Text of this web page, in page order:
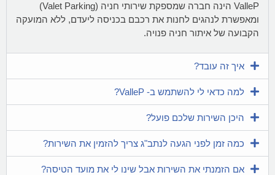
ValleP הינה חברה שמספקת שירותי חניה (Valet Parking)
ומאפשרת לנהגים לחנות את רכבם בכניסה ליעדם, ללא המועקה
הקבועה של איתור חניה פנויה.
איך זה עובד?
למה כדאי לי להשתמש ב- ValleP?
היכן השירות שלכם פועל?
כמה זמן לפני הגעה לנתב"ג צריך להזמין את השירות?
אם הזמנתי את השירות אבל שינו לי את מועד הטיסה?